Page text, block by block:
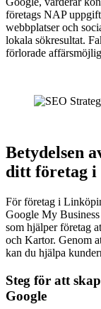
företags NAP
webbplatser och
lokala sökresultat.
förlorade
Betydelsen
ditt företag
För företag i
Google My
som hjälper företag
och Kartor. Genom
kan du hjälpa
Steg för att
Google